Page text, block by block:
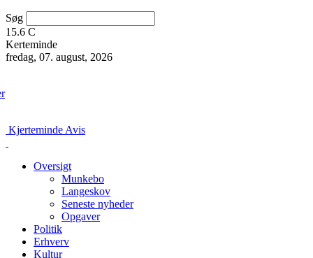
Søg
15.6 C
Kerteminde
fredag, 07. august, 2026
Kjerteminde Avis
Oversigt
Munkebo
Langeskov
Seneste nyheder
Opgaver
Politik
Erhverv
Kultur